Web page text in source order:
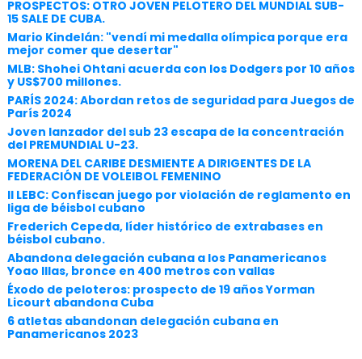
PROSPECTOS: OTRO JOVEN PELOTERO DEL MUNDIAL SUB-
15 SALE DE CUBA.
Mario Kindelán: "vendí mi medalla olímpica porque era
mejor comer que desertar"
MLB: Shohei Ohtani acuerda con los Dodgers por 10 años
y US$700 millones.
PARÍS 2024: Abordan retos de seguridad para Juegos de
París 2024
Joven lanzador del sub 23 escapa de la concentración
del PREMUNDIAL U-23.
MORENA DEL CARIBE DESMIENTE A DIRIGENTES DE LA
FEDERACIÓN DE VOLEIBOL FEMENINO
II LEBC: Confiscan juego por violación de reglamento en
liga de béisbol cubano
Frederich Cepeda, líder histórico de extrabases en
béisbol cubano.
Abandona delegación cubana a los Panamericanos
Yoao Illas, bronce en 400 metros con vallas
Éxodo de peloteros: prospecto de 19 años Yorman
Licourt abandona Cuba
6 atletas abandonan delegación cubana en
Panamericanos 2023